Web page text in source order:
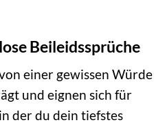
Beileidssprüche
einer gewissen Würde
und eignen sich für
der du dein tiefstes